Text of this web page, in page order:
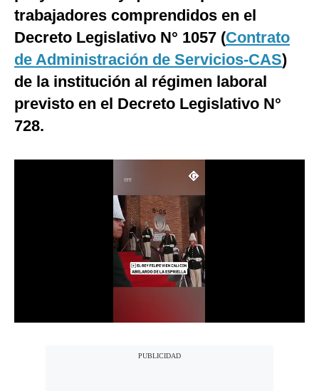
Mix
G de Gestión
Notas Contratadas
Podcast
Términos
trabajadores comprendidos en el
Decreto Legislativo N° 1057 (Contrato
de Administración de Servicios-CAS)
de la institución al régimen laboral
previsto en el Decreto Legislativo N°
728.